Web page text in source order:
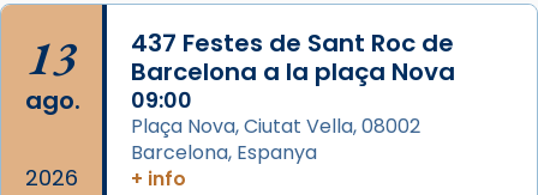
13
ago.
2026
437 Festes de Sant Roc de
Barcelona a la plaça Nova
09:00
Plaça Nova, Ciutat Vella, 08002
Barcelona, Espanya
+ info